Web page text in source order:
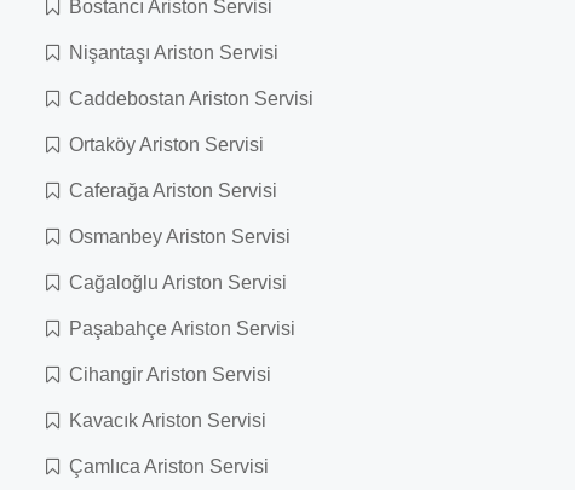
Bostancı Ariston Servisi
Nişantaşı Ariston Servisi
Caddebostan Ariston Servisi
Ortaköy Ariston Servisi
Caferağa Ariston Servisi
Osmanbey Ariston Servisi
Cağaloğlu Ariston Servisi
Paşabahçe Ariston Servisi
Cihangir Ariston Servisi
Kavacık Ariston Servisi
Çamlıca Ariston Servisi